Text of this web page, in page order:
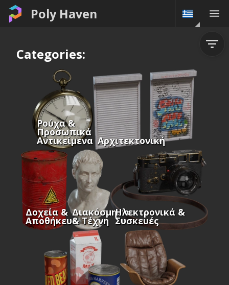
Poly Haven
Categories:
Ρούχα &
Προσωπικά
Αντικείμενα Αρχιτεκτονική
Δοχεία &
Αποθήκευση
Διακόσμηση
& Τέχνη
Ηλεκτρονικά &
Συσκευές